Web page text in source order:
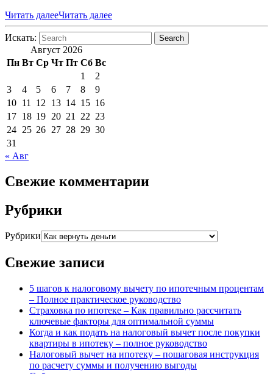
Читать далееЧитать далее
Искать: Search
Август 2026
Пн Вт Ср Чт Пт Сб Вс
1
2
3
4 5 6 7 8
9
10 11 12 13 14 15 16
17 18 19 20 21 22 23
24 25 26 27 28 29 30
31
« Авг
Свежие комментарии
Рубрики
Рубрики
Свежие записи
5 шагов к налоговому вычету по ипотечным процентам
– Полное практическое руководство
Страховка по ипотеке – Как правильно рассчитать
ключевые факторы для оптимальной суммы
Когда и как подать на налоговый вычет после покупки
квартиры в ипотеку – полное руководство
Налоговый вычет на ипотеку – пошаговая инструкция
по расчету суммы и получению выгоды